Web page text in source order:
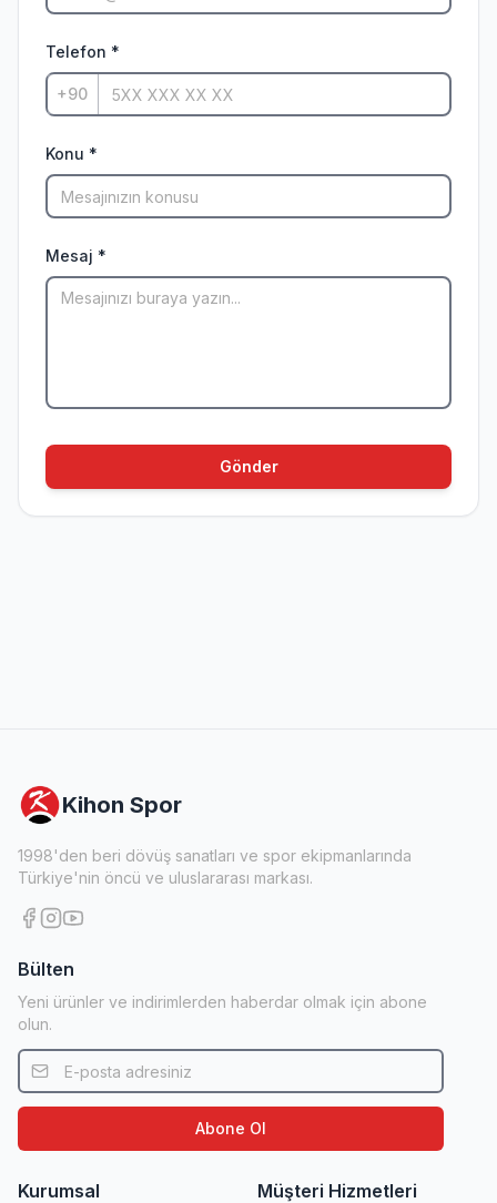
Telefon *
Konu *
Mesaj *
Gönder
Kihon Spor
1998'den beri dövüş sanatları ve spor ekipmanlarında
Türkiye'nin öncü ve uluslararası markası.
Bülten
Yeni ürünler ve indirimlerden haberdar olmak için abone
olun.
Abone Ol
Kurumsal Müşteri Hizmetleri